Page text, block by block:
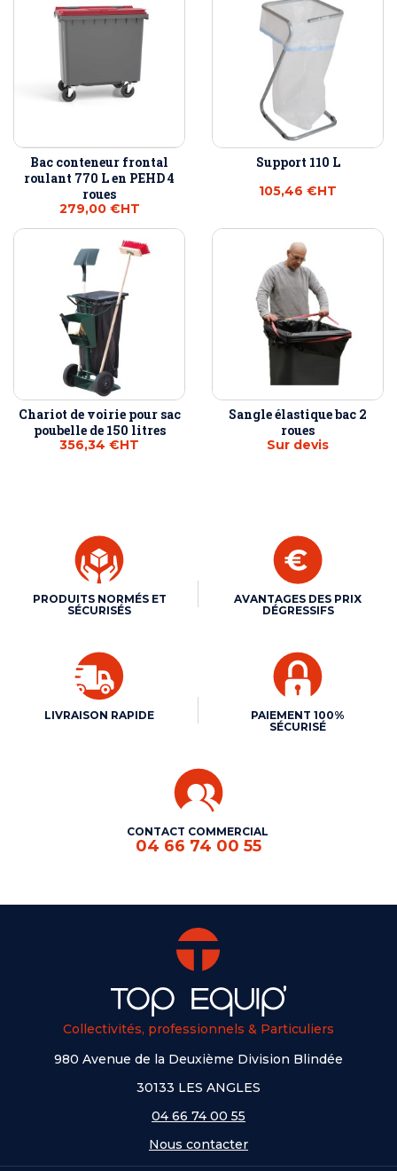
Bac conteneur frontal
roulant 770 L en PEHD 4
roues
279,00 €HT
Support 110 L
105,46 €HT
Chariot de voirie pour sac
poubelle de 150 litres
356,34 €HT
Sangle élastique bac 2
roues
Sur devis
PRODUITS NORMÉS ET
SÉCURISÉS
AVANTAGES DES PRIX
DÉGRESSIFS
LIVRAISON RAPIDE
PAIEMENT 100%
SÉCURISÉ
CONTACT COMMERCIAL
04 66 74 00 55
Collectivités, professionnels & Particuliers
980 Avenue de la Deuxième Division Blindée
30133 LES ANGLES
04 66 74 00 55
Nous contacter